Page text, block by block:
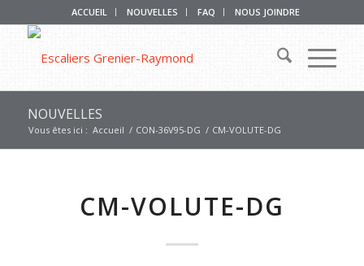
ACCUEIL NOUVELLES FAQ NOUS JOINDRE
NOUVELLES
Vous êtes ici : Accueil / CON-36V95-DG / CM-VOLUTE-DG
CM-VOLUTE-DG